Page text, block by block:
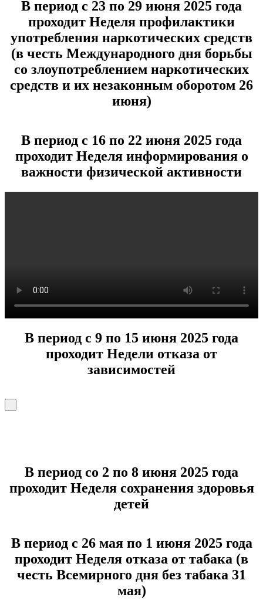
В период с 23 по 29 июня 2025 года
проходит Неделя профилактики
употребления наркотических средств
(в честь Международного дня борьбы
со злоупотреблением наркотических
средств и их незаконным оборотом 26
июня)
В период с 16 по 22 июня 2025 года
проходит Неделя информирования о
важности физической активности
В период с 9 по 15 июня 2025 года
проходит Недели отказа от
зависимостей
В период со 2 по 8 июня 2025 года
проходит Неделя сохранения здоровья
детей
В период с 26 мая по 1 июня 2025 года
проходит Неделя отказа от табака (в
честь Всемирного дня без табака 31
мая)